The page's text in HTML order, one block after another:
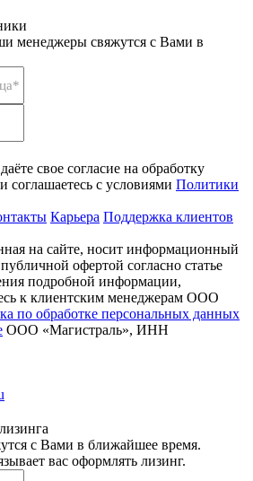
менеджеры свяжутся с Вами в
свое согласие на обработку
с условиями Политики
Карьера Поддержка клиентов
на сайте, носит информационный
офертой согласно статье
подробной информации,
к клиентским менеджерам ООО
по обработке персональных данных
ООО «Магистраль», ИНН
с Вами в ближайшее время.
вас оформлять лизинг.